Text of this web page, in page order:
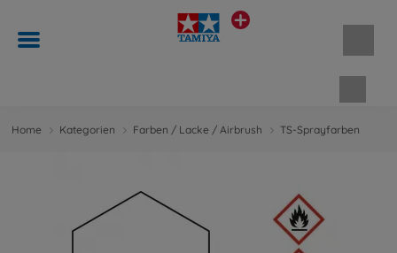
Home Kategorien Farben / Lacke / Airbrush TS-Sprayfarben